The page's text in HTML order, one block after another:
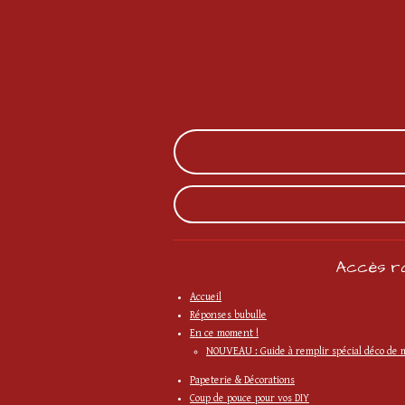
Accès
Accueil
Réponses bubulle
En ce moment !
NOUVEAU : Guide à remplir spécial déco de
Papeterie & Décorations
Coup de pouce pour vos DIY